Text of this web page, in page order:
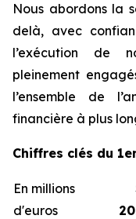
Nous abordons la
delà, avec
l’exécution de
pleinement
l’ensemble de
financière à plus
Chiffres clés du
En millions
d'euros